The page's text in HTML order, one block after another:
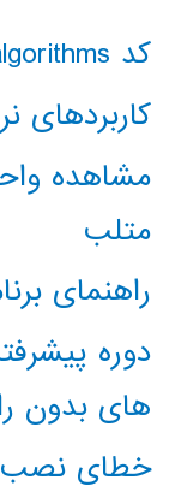
کد classical AI search algorithms
کاربردهای
مشاهده
متلب
راهنمای
دوره
های بدون
خطای نصب